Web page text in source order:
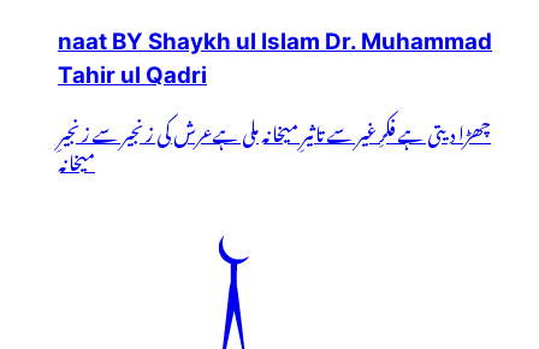
naat BY Shaykh ul Islam Dr. Muhammad
Tahir ul Qadri
چھڑا دیتی ہے فکرِ غیر سے تاثیرِ میخانہ ملی ہےعرش کی زنجیر سے زنجیرِ
میخانہ